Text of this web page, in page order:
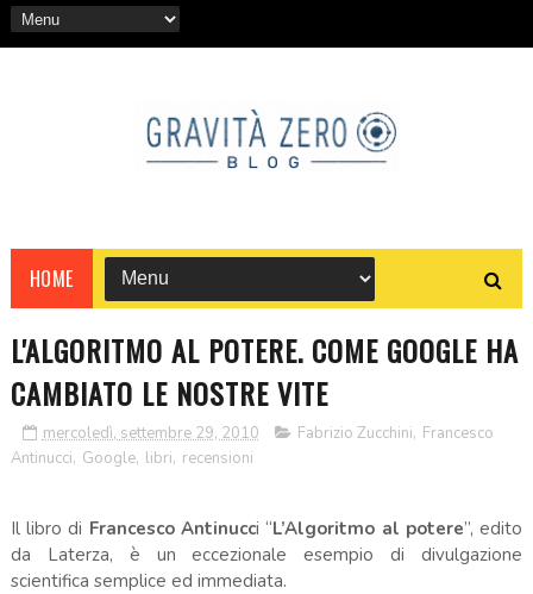
HOME
L'ALGORITMO AL POTERE. COME GOOGLE HA
CAMBIATO LE NOSTRE VITE
mercoledì, settembre 29, 2010 Fabrizio Zucchini, Francesco
Antinucci, Google, libri, recensioni
Il libro di Francesco Antinucci “L’Algoritmo al potere”, edito
da Laterza, è un eccezionale esempio di divulgazione
scientifica semplice ed immediata.